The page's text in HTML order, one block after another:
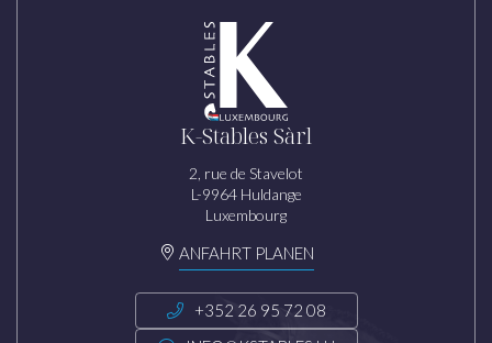
K-Stables Sàrl
2, rue de Stavelot
L-9964 Huldange
Luxembourg
ANFAHRT PLANEN
+352 26 95 72 08